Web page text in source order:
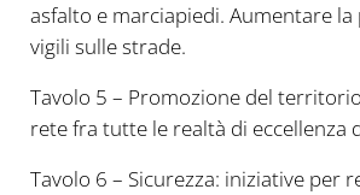
asfalto e marciapiedi. Aumentare la
vigili sulle strade.
Tavolo 5 – Promozione del
rete fra tutte le realtà di eccellenza
Tavolo 6 – Sicurezza: iniziative per